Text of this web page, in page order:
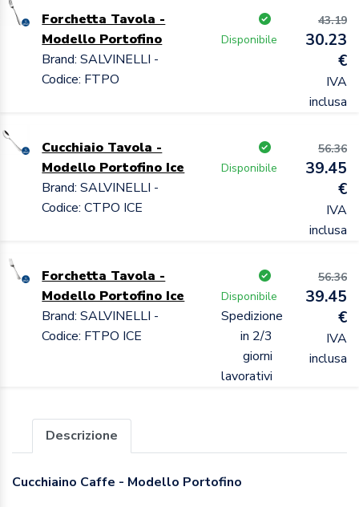
Forchetta Tavola -
Modello Portofino
Brand: SALVINELLI -
Codice: FTPO
Disponibile
43.19
30.23
€
IVA
inclusa
Cucchiaio Tavola -
Modello Portofino Ice
Brand: SALVINELLI -
Codice: CTPO ICE
Disponibile
56.36
39.45
€
IVA
inclusa
Forchetta Tavola -
Modello Portofino Ice
Brand: SALVINELLI -
Codice: FTPO ICE
Disponibile
Spedizione
in 2/3
giorni
lavorativi
56.36
39.45
€
IVA
inclusa
Descrizione
Cucchiaino Caffe - Modello Portofino